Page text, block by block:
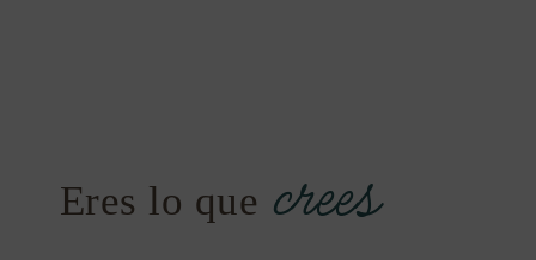
Eres lo que